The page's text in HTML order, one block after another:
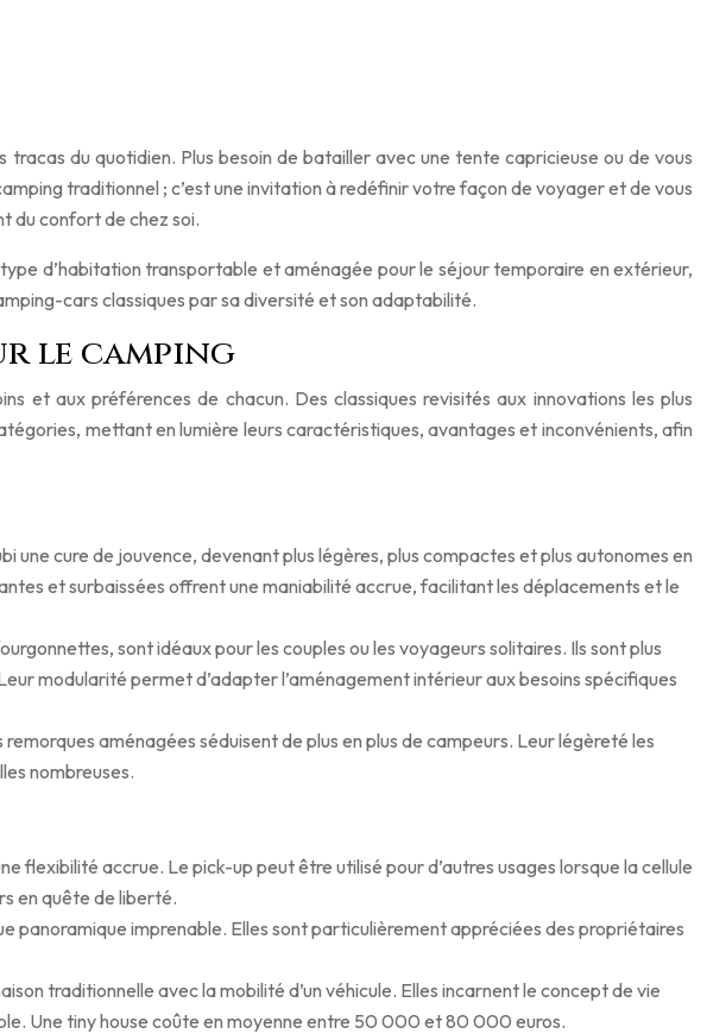
du quotidien. Plus besoin de batailler avec une tente capricieuse ou de vous
traditionnel ; c’est une invitation à redéfinir votre façon de voyager et de vous
du confort de chez soi.
d’habitation transportable et aménagée pour le séjour temporaire en extérieur,
cars classiques par sa diversité et son adaptabilité.
le camping
et aux préférences de chacun. Des classiques revisités aux innovations les plus
mettant en lumière leurs caractéristiques, avantages et inconvénients, afin
une cure de jouvence, devenant plus légères, plus compactes et plus autonomes en
et surbaissées offrent une maniabilité accrue, facilitant les déplacements et le
sont idéaux pour les couples ou les voyageurs solitaires. Ils sont plus
modularité permet d’adapter l’aménagement intérieur aux besoins spécifiques
aménagées séduisent de plus en plus de campeurs. Leur légèreté les
nombreuses.
flexibilité accrue. Le pick-up peut être utilisé pour d’autres usages lorsque la cellule
en quête de liberté.
panoramique imprenable. Elles sont particulièrement appréciées des propriétaires
traditionnelle avec la mobilité d’un véhicule. Elles incarnent le concept de vie
Une tiny house coûte en moyenne entre 50 000 et 80 000 euros.